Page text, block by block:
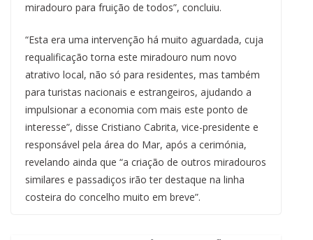
miradouro para fruição de todos”, concluiu.
“Esta era uma intervenção há muito aguardada, cuja
requalificação torna este miradouro num novo
atrativo local, não só para residentes, mas também
para turistas nacionais e estrangeiros, ajudando a
impulsionar a economia com mais este ponto de
interesse”, disse Cristiano Cabrita, vice-presidente e
responsável pela área do Mar, após a cerimónia,
revelando ainda que “a criação de outros miradouros
similares e passadiços irão ter destaque na linha
costeira do concelho muito em breve”.